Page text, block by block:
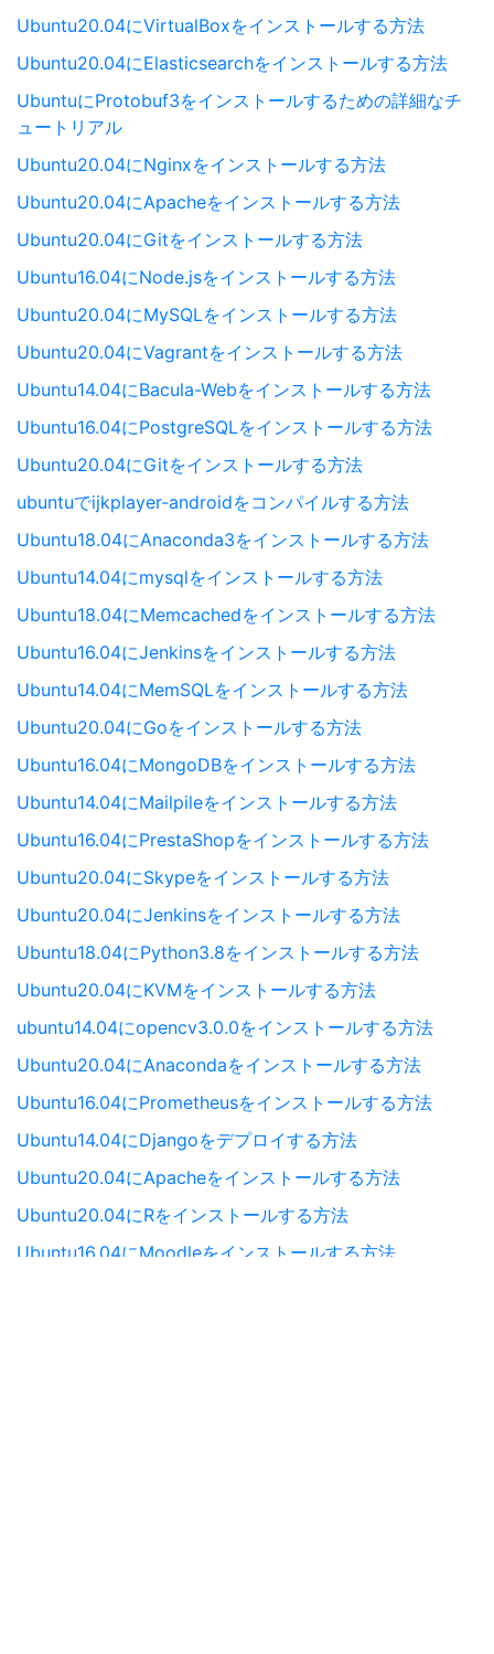
Ubuntu20.04にVirtualBoxをインストールする方法
Ubuntu20.04にElasticsearchをインストールする方法
UbuntuにProtobuf3をインストールするための詳細なチ
ュートリアル
Ubuntu20.04にNginxをインストールする方法
Ubuntu20.04にApacheをインストールする方法
Ubuntu20.04にGitをインストールする方法
Ubuntu16.04にNode.jsをインストールする方法
Ubuntu20.04にMySQLをインストールする方法
Ubuntu20.04にVagrantをインストールする方法
Ubuntu14.04にBacula-Webをインストールする方法
Ubuntu16.04にPostgreSQLをインストールする方法
Ubuntu20.04にGitをインストールする方法
ubuntuでijkplayer-androidをコンパイルする方法
Ubuntu18.04にAnaconda3をインストールする方法
Ubuntu14.04にmysqlをインストールする方法
Ubuntu18.04にMemcachedをインストールする方法
Ubuntu16.04にJenkinsをインストールする方法
Ubuntu14.04にMemSQLをインストールする方法
Ubuntu20.04にGoをインストールする方法
Ubuntu16.04にMongoDBをインストールする方法
Ubuntu14.04にMailpileをインストールする方法
Ubuntu16.04にPrestaShopをインストールする方法
Ubuntu20.04にSkypeをインストールする方法
Ubuntu20.04にJenkinsをインストールする方法
Ubuntu18.04にPython3.8をインストールする方法
Ubuntu20.04にKVMをインストールする方法
ubuntu14.04にopencv3.0.0をインストールする方法
Ubuntu20.04にAnacondaをインストールする方法
Ubuntu16.04にPrometheusをインストールする方法
Ubuntu14.04にDjangoをデプロイする方法
Ubuntu20.04にApacheをインストールする方法
Ubuntu20.04にRをインストールする方法
Ubuntu16.04にMoodleをインストールする方法